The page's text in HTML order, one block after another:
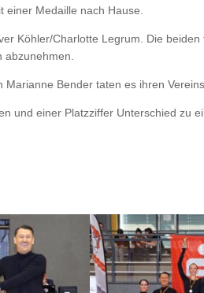
einer Medaille nach Hause.
Köhler/Charlotte Legrum. Die
abzunehmen.
Marianne Bender taten es ihren
und einer Platzziffer Unterschied zu